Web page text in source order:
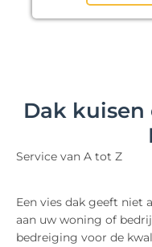
Dak
Service van A tot Z
Een vies dak geeft niet
aan uw woning of
bedreiging voor de